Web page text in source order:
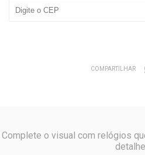
COMPARTILHAR
Complete o visual com relógios